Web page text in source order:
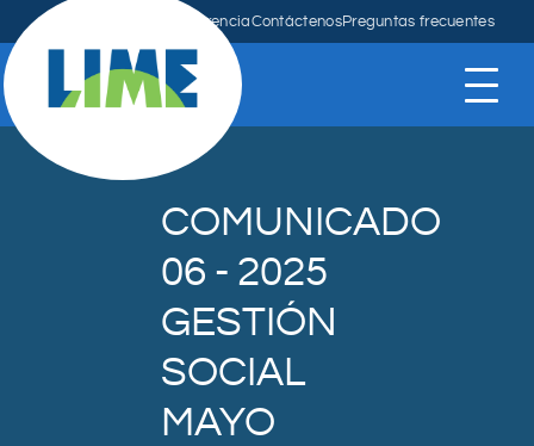
Anuncios TransparenciaContáctenosPreguntas frecuentes
COMUNICADO
06 - 2025
GESTIÓN
SOCIAL
MAYO